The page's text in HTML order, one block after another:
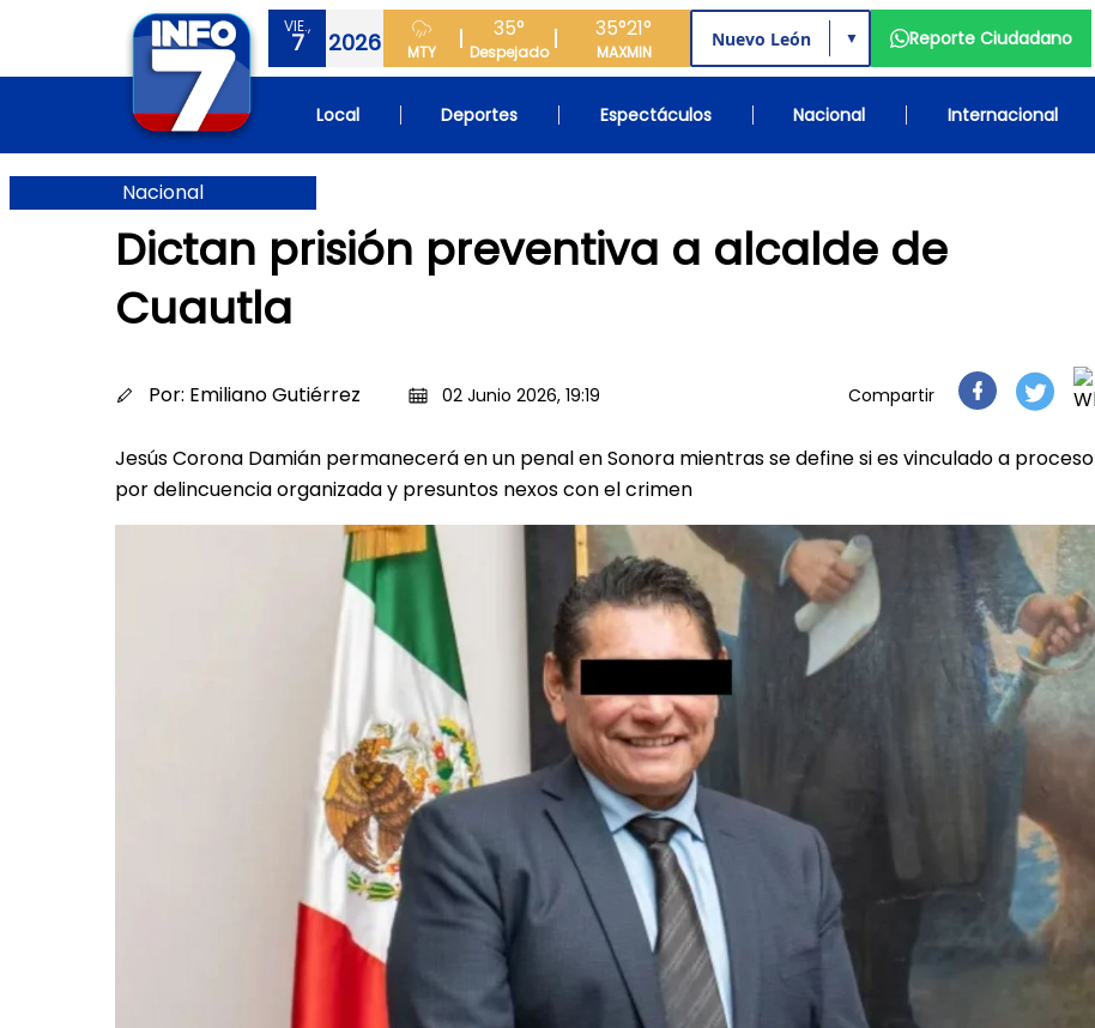
VIE.,
7 2026 MTY
35°
Despejado
35°
MAX
21°
MIN
▼ Reporte Ciudadano
Local Deportes Espectáculos Nacional Internacional
Nacional
Dictan prisión preventiva a alcalde de
Cuautla
Por: Emiliano Gutiérrez 02 Junio 2026, 19:19 Compartir
Jesús Corona Damián permanecerá en un penal en Sonora mientras se define si es vinculado a proceso
por delincuencia organizada y presuntos nexos con el crimen